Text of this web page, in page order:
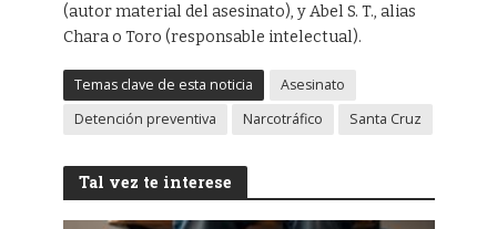
(autor material del asesinato), y Abel S. T., alias
Chara o Toro (responsable intelectual).
Temas clave de esta noticia
Asesinato
Detención preventiva
Narcotráfico Santa Cruz
Tal vez te interese